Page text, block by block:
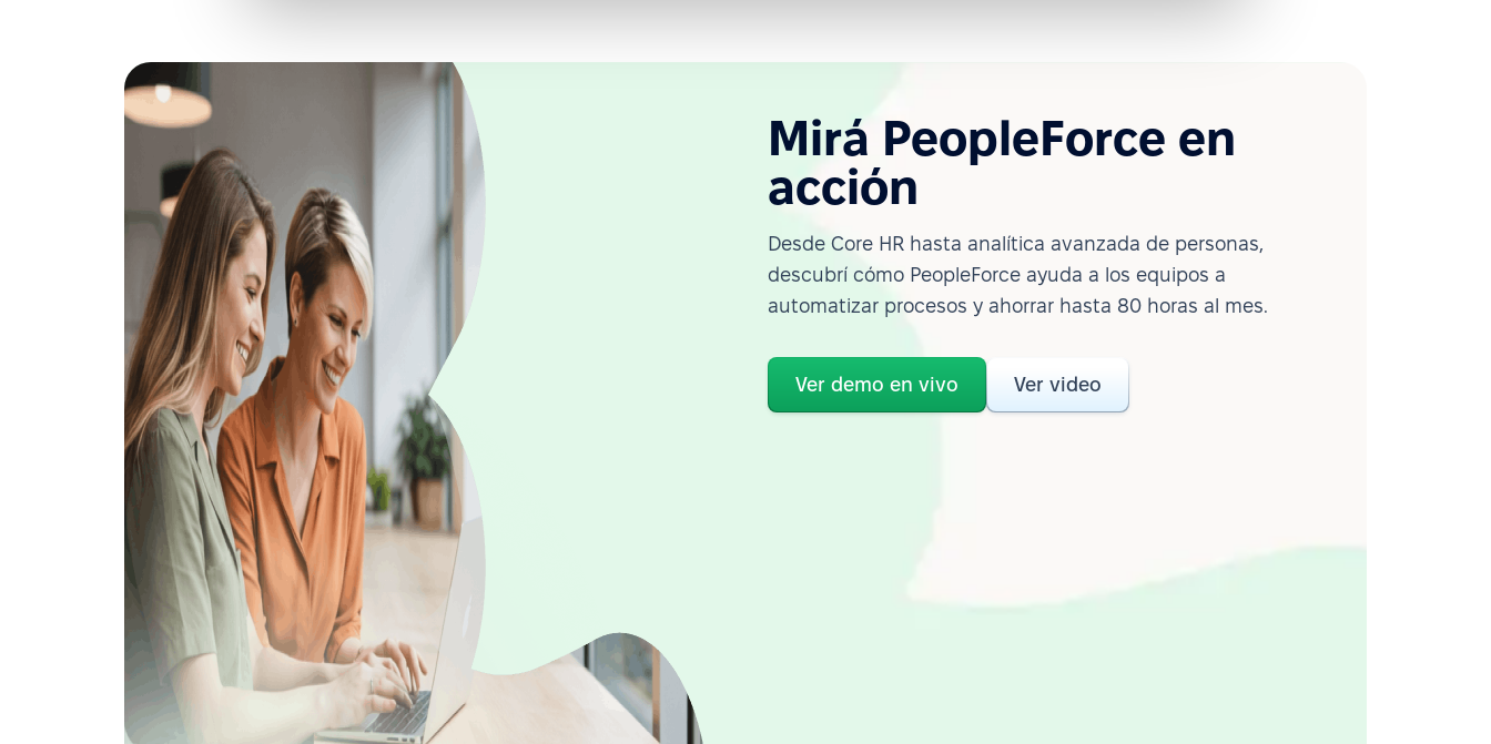
Mirá PeopleForce en
acción
Desde Core HR hasta analítica avanzada de personas,
descubrí cómo PeopleForce ayuda a los equipos a
automatizar procesos y ahorrar hasta 80 horas al mes.
Ver demo en vivo Ver video